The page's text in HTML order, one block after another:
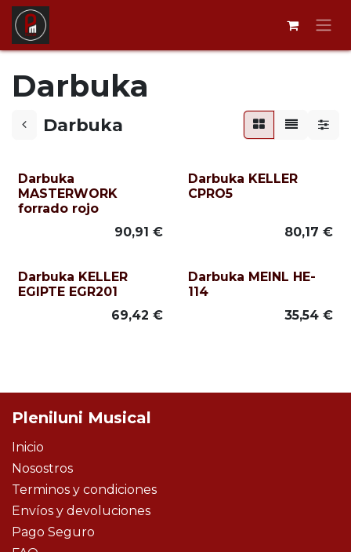
Ir al contenido
Darbuka
Darbuka
Darbuka
MASTERWORK
forrado rojo
90,91 €
Darbuka KELLER
CPRO5
80,17 €
Darbuka KELLER
EGIPTE EGR201
69,42 €
Darbuka MEINL HE-
114
35,54€
Pleniluni Musical
Inicio
Nosostros
Terminos y condiciones
Envíos y devoluciones
Pago Seguro